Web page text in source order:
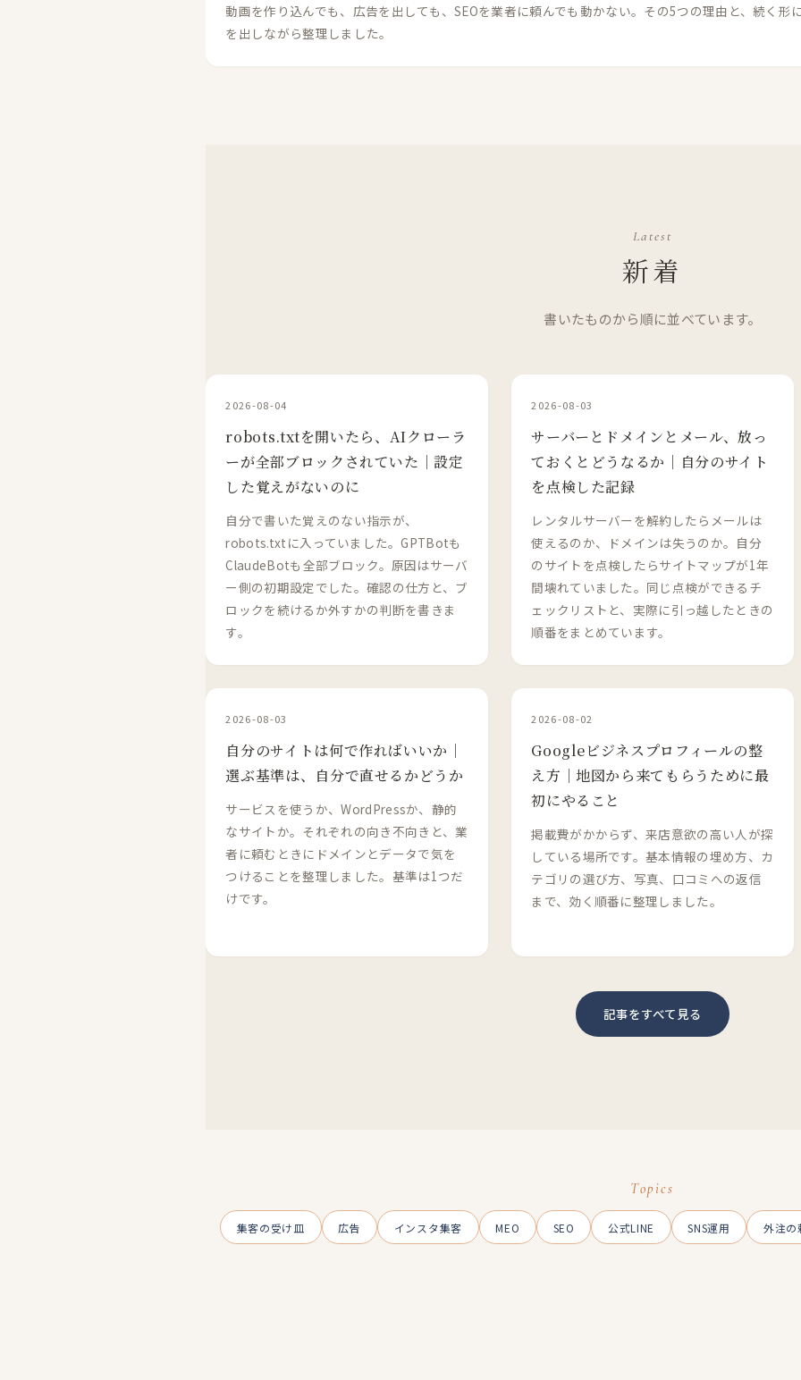
動画を作り込んでも、広告を出しても、SEOを業者に頼んでも動かない。その5つの理由と、続く
を出しながら整理しました。
Latest
新着
書いたものから順に並べています。
2026-08-04
robots.txtを開いたら、AIクローラ
ーが全部ブロックされていた｜設定
した覚えがないのに
自分で書いた覚えのない指示が、
robots.txtに入っていました。GPTBotも
ClaudeBotも全部ブロック。原因はサーバ
ー側の初期設定でした。確認の仕方と、ブ
ロックを続けるか外すかの判断を書きま
す。
2026-08-03
サーバーとドメインとメール、放っ
ておくとどうなるか｜自分のサイト
を点検した記録
レンタルサーバーを解約したらメールは
使えるのか、ドメインは失うのか。自分
のサイトを点検したらサイトマップが1年
間壊れていました。同じ点検ができるチ
ェックリストと、実際に引っ越したときの
順番をまとめています。
2026-08-03
自分のサイトは何で作ればいいか｜
選ぶ基準は、自分で直せるかどうか
サービスを使うか、WordPressか、静的
なサイトか。それぞれの向き不向きと、業
者に頼むときにドメインとデータで気を
つけることを整理しました。基準は1つだ
けです。
2026-08-02
Googleビジネスプロフィールの整
え方｜地図から来てもらうために最
初にやること
掲載費がかからず、来店意欲の高い人が探
している場所です。基本情報の埋め方、カ
テゴリの選び方、写真、口コミへの返信
まで、効く順番に整理しました。
記事をすべて見る
Topics
集客の受け皿 広告 インスタ集客 MEO SEO 公式LINE SNS運用 外注の